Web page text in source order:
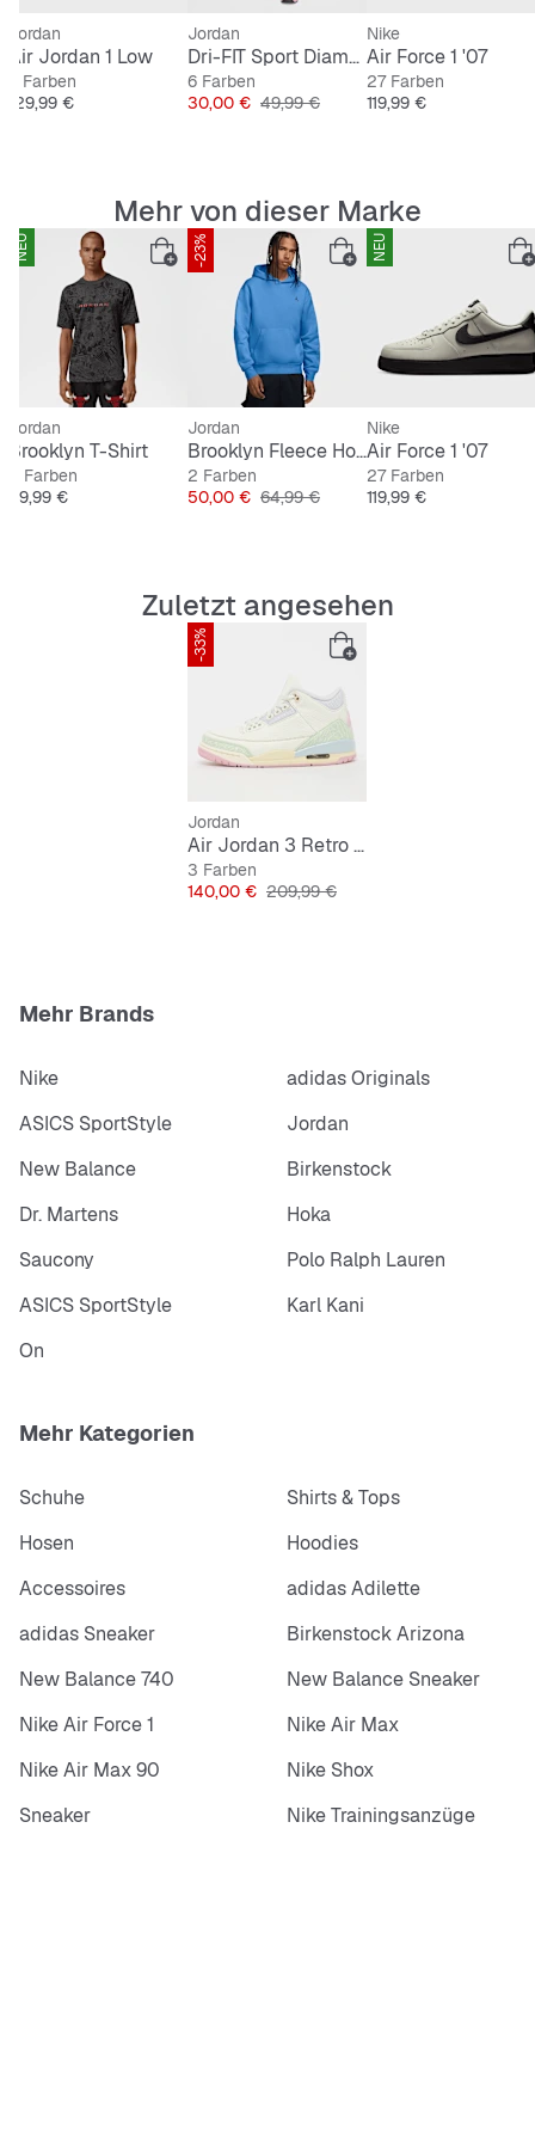
Gummiaußensohle zuverlässige Traktion bietet. Die
typische AJ3-Konstruktion mit gepolstertem Kragen und
stabiler Mittelsohle verbindet Performance-DNA mit
Alltagstauglichkeit.
Mid-Cut
Leder-Upper
bequeme Polsterungen
Sohle mit Air-Dämpfung
Air Jordan Logodetails
Jordan
Air Jordan 1 Low
8 Farben
Preis
129,99 €
Jordan
Dri-FIT Sport Diamnod Shorts
6 Farben
Preis
30,00 € Originalpreis
49,99 €
Nike
Air Force 1 '07
27 Farben
Preis
119,99 €
Mehr von dieser Marke
NEU
Jordan
Brooklyn T-Shirt
2 Farben
Preis
39,99 €
-23%
Jordan
Brooklyn Fleece Hoodie
2 Farben
Preis
50,00 € Originalpreis
64,99 €
NEU
Nike
Air Force 1 '07
27 Farben
Preis
119,99 €
Zuletzt angesehen
-33%
Jordan
Air Jordan 3 Retro OG "Spring is in the Air"
3 Farben
Preis
140,00 € Originalpreis
209,99 €
Mehr Brands
Nike
adidas Originals
ASICS SportStyle
Jordan
New Balance
Birkenstock
Dr. Martens
Hoka
Saucony
Polo Ralph Lauren
ASICS SportStyle
Karl Kani
On
Mehr Kategorien
Schuhe
Shirts & Tops
Hosen
Hoodies
Accessoires
adidas Adilette
adidas Sneaker
Birkenstock Arizona
New Balance 740
New Balance Sneaker
Nike Air Force 1
Nike Air Max
Nike Air Max 90
Nike Shox
Sneaker
Nike Trainingsanzüge